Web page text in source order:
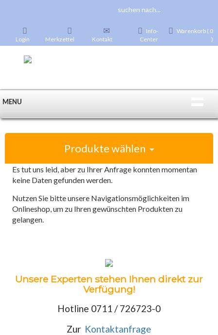
Login Merkzettel Kontakt
Info-
Center
Warenkorb ( 0
)
MENU
Produkte wählen
Es tut uns leid, aber zu Ihrer Anfrage konnten momentan
keine Daten gefunden werden.
Nutzen Sie bitte unsere Navigationsmöglichkeiten im
Onlineshop, um zu Ihren gewünschten Produkten zu
gelangen.
Unsere Experten stehen Ihnen direkt zur
Verfügung!
Hotline 0711 / 726723-0
Zur Kontaktanfrage